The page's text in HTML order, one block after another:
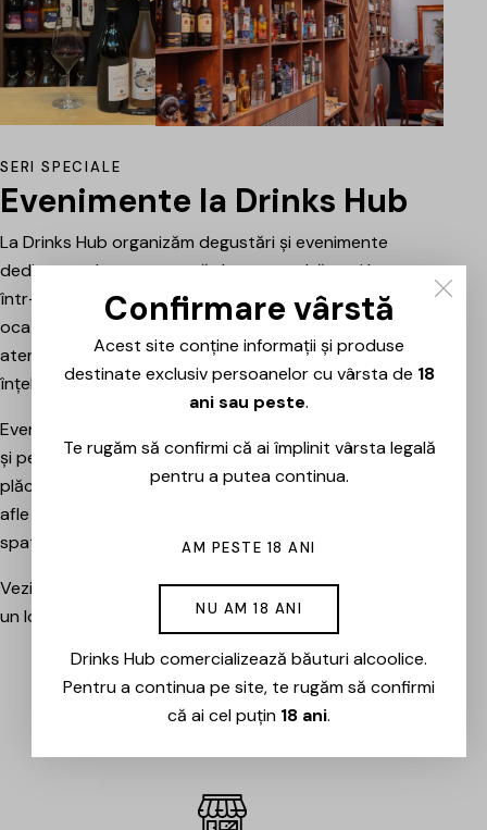
SERI SPECIALE
Evenimente la Drinks Hub
La Drinks Hub organizăm degustări și evenimente
dedicate celor care vor să descopere băuturi bune
într-o atmosferă relaxată. Fiecare întâlnire este o
ocazie de a explora vinuri, spumante sau alte băuturi
atent alese, prezentate și explicate pe scurt pentru a
înțelege mai bine stilul, originea și caracterul fiecăruia.
Evenimentele sunt potrivite atât pentru pasionați, cât
și pentru cei care vor pur și simplu să petreacă o seară
plăcută între prieteni, să descopere băuturi noi și să
afle mai multe despre cramele sau producătorii din
spatele lor.
Vezi evenimentele organizate de Drinks Hub și rezervă
un loc la următoarea degustare.
EVENIMENTE
Confirmare vârstă
Acest site conține informații și produse
destinate exclusiv persoanelor cu vârsta de 18
ani sau peste.
Te rugăm să confirmi că ai împlinit vârsta legală
pentru a putea continua.
AM PESTE 18 ANI
NU AM 18 ANI
Drinks Hub comercializează băuturi alcoolice.
Pentru a continua pe site, te rugăm să confirmi
că ai cel puțin 18 ani.